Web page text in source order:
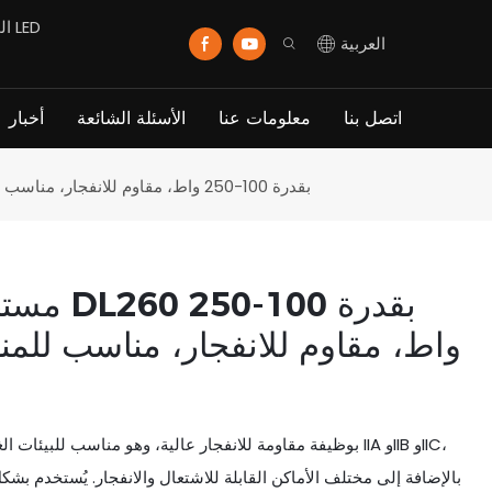
العربية
أخبار الأسئلة الشائعة معلومات عنا اتصل بنا
مصباح LED مستطيل الشكل DL260 بقدرة 100-250 واط، مقاوم للانفجار، مناسب للمناطق الخطرة من الفئة 1 والفئة 2
بالإضافة إلى مختلف الأماكن القابلة للاشتعال والانفجار. يُستخدم